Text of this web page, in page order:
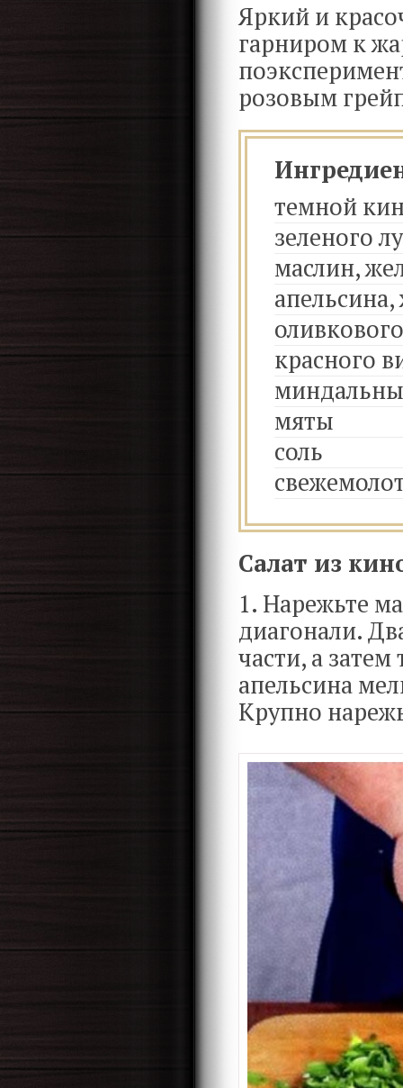
Яркий и
гарниром к
розовым
темной
зеленого
маслин,
красного
мяты
соль
Салат из
1. Нарежьте
диагонали.
части, а
апельсина
Крупно